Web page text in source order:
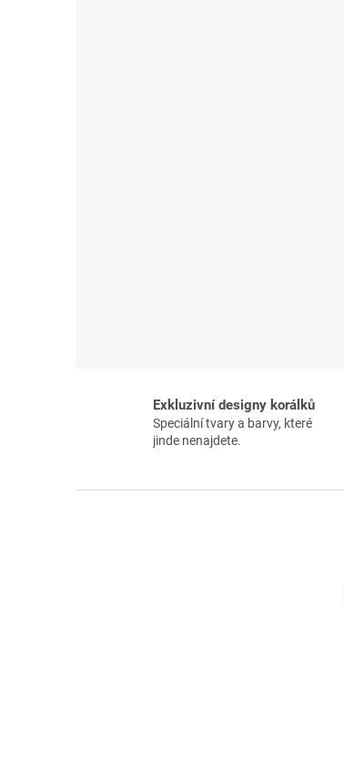
Exkluzivní designy korálků
Speciální tvary a barvy, které
jinde nenajdete.